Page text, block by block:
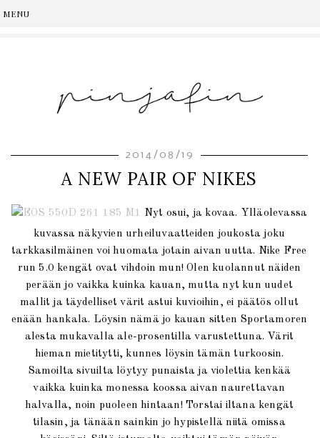
2014/08/19
A NEW PAIR OF NIKES
Nyt osui, ja kovaa. Ylläolevassa
kuvassa näkyvien urheiluvaatteiden joukosta joku
tarkkasilmäinen voi huomata jotain aivan uutta. Nike Free
run 5.0 kengät ovat vihdoin mun! Olen kuolannut näiden
perään jo vaikka kuinka kauan, mutta nyt kun uudet
mallit ja täydelliset värit astui kuvioihin, ei päätös ollut
enään hankala. Löysin nämä jo kauan sitten Sportamoren
alesta mukavalla ale-prosentilla varustettuna. Värit
hieman mietitytti, kunnes löysin tämän turkoosin.
Samoilta sivuilta löytyy punaista ja violettia kenkää
vaikka kuinka monessa koossa aivan naurettavan
halvalla, noin puoleen hintaan! Torstai iltana kengät
tilasin, ja tänään sainkin jo hypistellä niitä omissa